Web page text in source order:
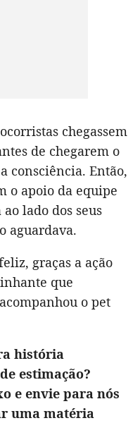
chegassem
de chegarem o
consciência. Então,
o apoio da equipe
lado dos seus
aguardava.
graças a ação
que
o pet
história
estimação?
e envie para nós
uma matéria